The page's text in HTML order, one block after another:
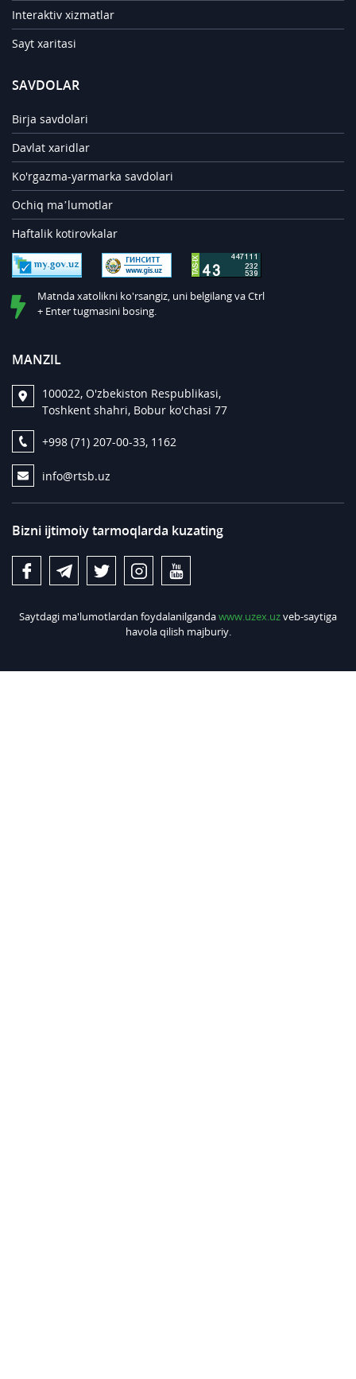
Interaktiv xizmatlar
Sayt xaritasi
SAVDOLAR
Birja savdolari
Davlat xaridlar
Ko'rgazma-yarmarka savdolari
Ochiq ma’lumotlar
Haftalik kotirovkalar
Matnda xatolikni ko'rsangiz, uni belgilang va Ctrl
+ Enter tugmasini bosing.
MANZIL
100022, O'zbekiston Respublikasi,
Toshkent shahri, Bobur ko'chasi 77
+998 (71) 207-00-33, 1162
info@rtsb.uz
Bizni ijtimoiy tarmoqlarda kuzating
Saytdagi ma'lumotlardan foydalanilgandawww.uzex.uzveb-saytiga
havola qilish majburiy.